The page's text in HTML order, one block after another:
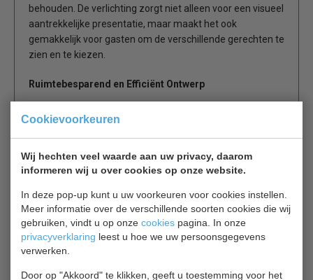
Cookievoorkeuren
Wij hechten veel waarde aan uw privacy, daarom
informeren wij u over cookies op onze website.
In deze pop-up kunt u uw voorkeuren voor cookies instellen.
Meer informatie over de verschillende soorten cookies die wij
gebruiken, vindt u op onze cookies pagina. In onze
privacyverklaring leest u hoe we uw persoonsgegevens
verwerken.
Door op "Akkoord" te klikken, geeft u toestemming voor het
behouden. De verlichting zorgt niet alleen voor een visueel
aantrekkelijke presentatie, maar maakt het ook
gemakkelijk voor gasten om de verschillende gerechten te
zien en te kiezen.
Ruimtebesparend en Efficiënt Ontwerp
Dankzij het compacte ontwerp van de Combisteel
gemakkelijk om de saladebar in te passen in elke
omgeving, terwijl de robuuste constructie en
hoogwaardige materialen zorgen voor duurzaamheid en
betrouwbaarheid, zelfs tijdens drukke service-uren.
Kies voor Kwaliteit